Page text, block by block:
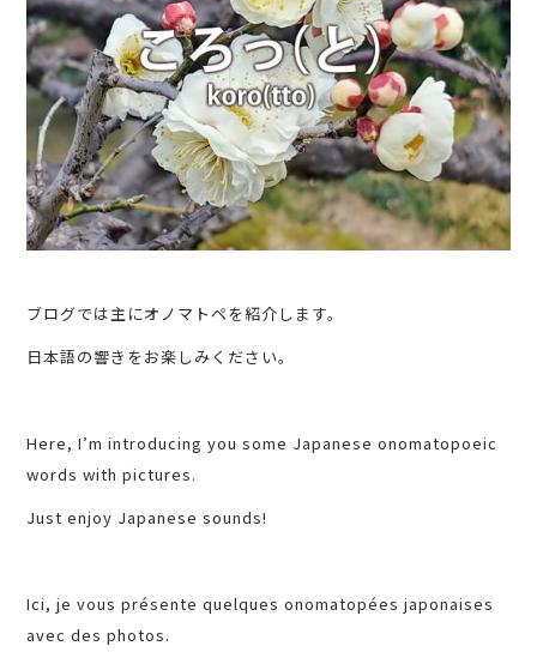
ブログでは主にオノマトペを紹介します。
日本語の響きをお楽しみください。
Here, I’m introducing you some Japanese onomatopoeic
words with pictures.
Just enjoy Japanese sounds!
Ici, je vous présente quelques onomatopées japonaises
avec des photos.